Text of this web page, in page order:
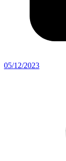
05/12/2023